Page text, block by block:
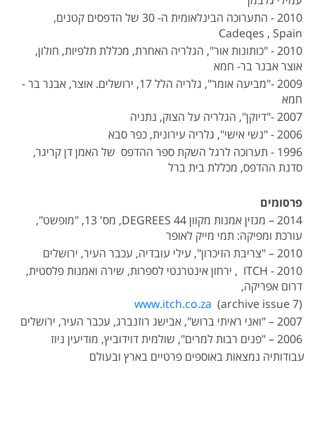
2010 - התערוכה הבינלאומית ה- 30 של הדפסים קטנים,
Cadeqes , Spain
2010 - "כותונות אור", הגלריה האחרת, מכללת תלפיות, חולון,
אוצר אבנר בר- חמא
2009 -"מביעה אומר", גלריה הלל 17, ירושלים. אוצר, אבנר בר -
חמא
2007 -"דיוקן", הגלריה על הצוק, נתניה
2006 - "נשי אישי", גלריה עירונית, כפר סבא
1996 - תערוכה לרגל השקת ספר ההדפס של האמן דן קריגר,
סדנת ההדפס, מכללת בית ברל
פרסומים
2014 – מגזין אמנות מקוון 44 DEGREES, מס' 13, "מופשט",
עורכת ומפיקה: תמי מייק לאופר
2010 – "צריבת הזיכרון", עילי עובדיה, עכבר העיר, ירושלים
2010 - ITCH , ירחון אינטרנטי לספרות, שירה ואמנות פלסטית,
דרום אפריקה,
www.itch.co.za (archive issue 7)
2007 – "ואני ראיתי ברוש", אבישג רוזנברג, עכבר העיר, ירושלים
2006 – "פנים רבות למרים", שולמית דוידוביץ, מודיעין ניוז
עבודותיה נמצאות באוספים פרטיים בארץ ובעולם